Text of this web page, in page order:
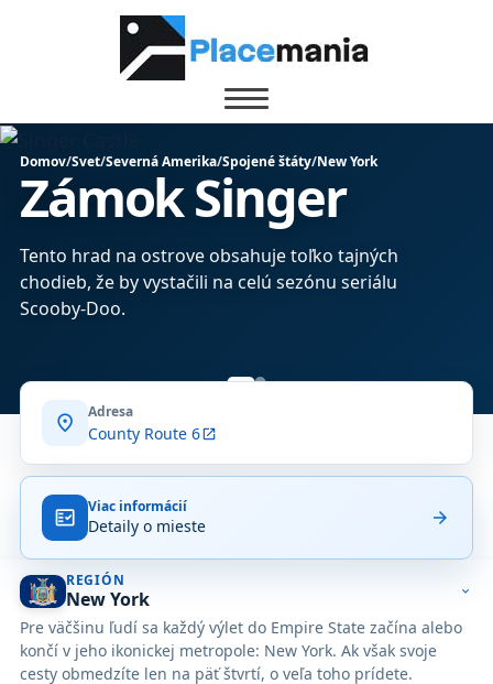
Domov/Svet/Severná Amerika/Spojené štáty/New York
Zámok Singer
Tento hrad na ostrove obsahuje toľko tajných
chodieb, že by vystačili na celú sezónu seriálu
Scooby-Doo.
location_on Adresa
County Route 6open_in_new
fact_check Viac informácií
Detaily o mieste arrow_forward
REGIÓN
New York
Pre väčšinu ľudí sa každý výlet do Empire State začína alebo
končí v jeho ikonickej metropole: New York. Ak však svoje
cesty obmedzíte len na päť štvrtí, o veľa toho prídete.
expand_more